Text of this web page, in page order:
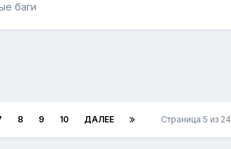
баги
8 9 10 ДАЛЕЕ Страница 5 из 24